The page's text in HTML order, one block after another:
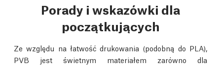
Porady i wskazówki dla
początkujących
Ze względu na łatwość drukowania (podobną do PLA),
PVB jest świetnym materiałem zarówno dla